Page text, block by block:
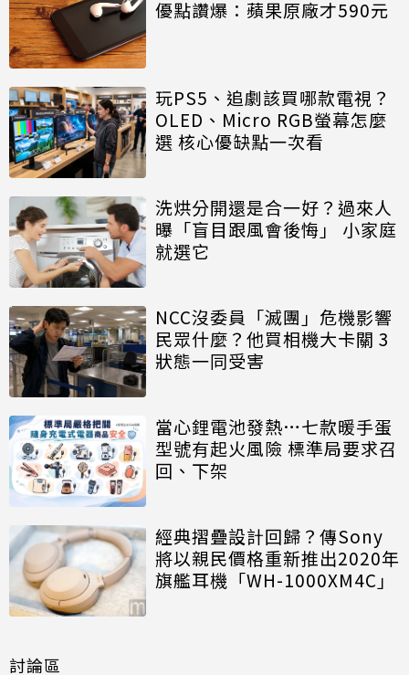
優點讚爆：蘋果原廠才590元
玩PS5、追劇該買哪款電視？
OLED、Micro RGB螢幕怎麼
選 核心優缺點一次看
洗烘分開還是合一好？過來人
曝「盲目跟風會後悔」 小家庭
就選它
NCC沒委員「滅團」危機影響
民眾什麼？他買相機大卡關 3
狀態一同受害
當心鋰電池發熱…七款暖手蛋
型號有起火風險 標準局要求召
回、下架
經典摺疊設計回歸？傳Sony
將以親民價格重新推出2020年
旗艦耳機「WH-1000XM4C」
討論區